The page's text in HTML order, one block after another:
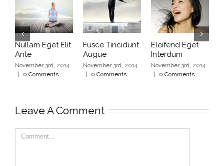
Nullam Eget Elit
Ante
November 3rd, 2014
|
0 Comments
Fusce Tincidunt
Augue
November 3rd, 2014
|
0 Comments
Eleifend Eget
Interdum
November 3rd, 2014
|
0 Comments
Leave A Comment
Comment